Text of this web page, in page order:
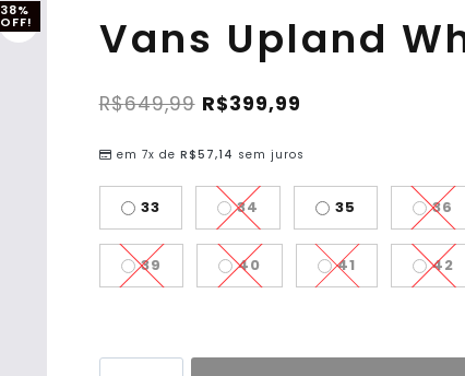
38%
OFF! Vans Upland
R$649,99 R$399,99
em 7x de R$57,14 sem juros
33 34 35 36
39 40 41 42